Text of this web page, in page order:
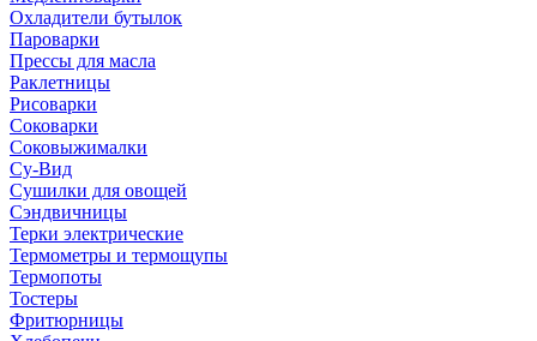
Охладители бутылок
Пароварки
Прессы для масла
Раклетницы
Рисоварки
Соковарки
Соковыжималки
Су-Вид
Сушилки для овощей
Сэндвичницы
Терки электрические
Термометры и термощупы
Термопоты
Тостеры
Фритюрницы